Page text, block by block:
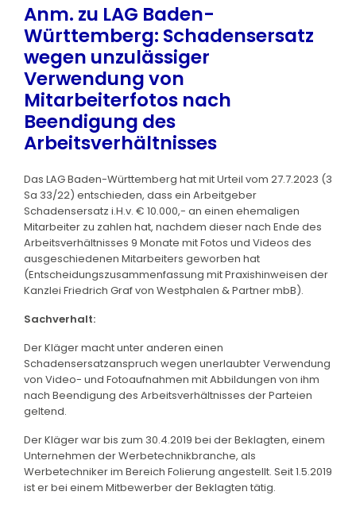
Anm. zu LAG Baden-
Württemberg: Schadensersatz
wegen unzulässiger
Verwendung von
Mitarbeiterfotos nach
Beendigung des
Arbeitsverhältnisses
Das LAG Baden-Württemberg hat mit Urteil vom 27.7.2023 (3
Sa 33/22) entschieden, dass ein Arbeitgeber
Schadensersatz i.H.v. € 10.000,- an einen ehemaligen
Mitarbeiter zu zahlen hat, nachdem dieser nach Ende des
Arbeitsverhältnisses 9 Monate mit Fotos und Videos des
ausgeschiedenen Mitarbeiters geworben hat
(Entscheidungszusammenfassung mit Praxishinweisen der
Kanzlei Friedrich Graf von Westphalen & Partner mbB).
Sachverhalt:
Der Kläger macht unter anderen einen
Schadensersatzanspruch wegen unerlaubter Verwendung
von Video- und Fotoaufnahmen mit Abbildungen von ihm
nach Beendigung des Arbeitsverhältnisses der Parteien
geltend.
Der Kläger war bis zum 30.4.2019 bei der Beklagten, einem
Unternehmen der Werbetechnikbranche, als
Werbetechniker im Bereich Folierung angestellt. Seit 1.5.2019
ist er bei einem Mitbewerber der Beklagten tätig.